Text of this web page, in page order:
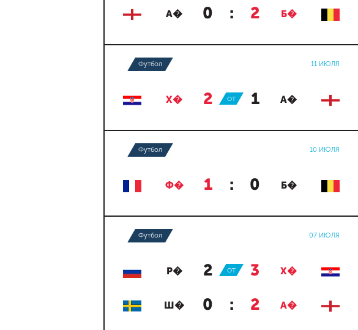
А� 0 : 2 Б�
Футбол 11 ИЮЛЯ
Х� 2 : 1 А�
ОТ
Футбол 10 ИЮЛЯ
Ф� 1 : 0 Б�
Футбол 07 ИЮЛЯ
Р� 2 : 3 Х�
ОТ
Ш� 0 : 2 А�